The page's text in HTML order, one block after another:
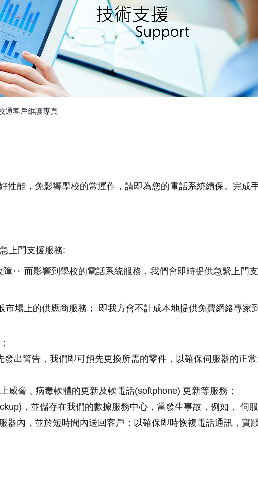
通客戶維護專頁
性能，免影響學校的常運作，請即為您的電話系統續保。完成
上門支援服務:
‥ 而影響到學校的電話系統服務，我們會即時提供急緊上門
場上的供應商服務； 即我方會不計成本地提供免費網絡專家
出警告，我們即可預先更換所需的零件，以確保伺服器的正
脅﹑病毒軟體的更新及軟電話(softphone) 更新等服務；
，並儲存在我們的數據服務中心，當發生事故，例如， 伺
器內，並於短時間內送回客戶；以確保即時恢複電話通訊，實